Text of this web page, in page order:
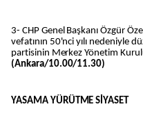
3- CHP Genel Başkanı Özgür
vefatının 50'nci yılı nedeniyle
partisinin Merkez Yönetim
(Ankara/10.00/11.30)
YASAMA YÜRÜTME SİYASET